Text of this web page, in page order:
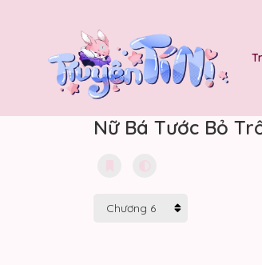
Nữ Bá Tước Bỏ